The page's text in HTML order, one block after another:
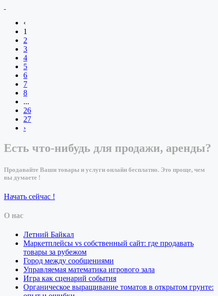
‹
1
2
3
4
5
6
7
8
...
26
27
›
Есть что-нибудь для продажи, аренды?
Продавайте Ваши товары и услуги онлайн бесплатно. Это проще, чем
вы думаете !
Начать сейчас !
О нас
Летний Байкал
Маркетплейсы vs собственный сайт: где продавать
товары за рубежом
Город между сообщениями
Управляемая математика игрового зала
Игра как сценарий события
Органическое выращивание томатов в открытом грунте: